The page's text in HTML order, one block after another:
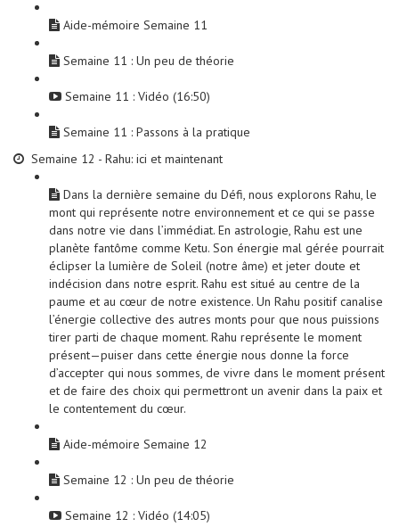
Aide-mémoire Semaine 11
Semaine 11 : Un peu de théorie
Semaine 11 : Vidéo (16:50)
Semaine 11 : Passons à la pratique
Semaine 12 - Rahu: ici et maintenant
Dans la dernière semaine du Défi, nous explorons Rahu, le
mont qui représente notre environnement et ce qui se passe
dans notre vie dans l’immédiat. En astrologie, Rahu est une
planète fantôme comme Ketu. Son énergie mal gérée pourrait
éclipser la lumière de Soleil (notre âme) et jeter doute et
indécision dans notre esprit. Rahu est situé au centre de la
paume et au cœur de notre existence. Un Rahu positif canalise
l’énergie collective des autres monts pour que nous puissions
tirer parti de chaque moment. Rahu représente le moment
présent—puiser dans cette énergie nous donne la force
d’accepter qui nous sommes, de vivre dans le moment présent
et de faire des choix qui permettront un avenir dans la paix et
le contentement du cœur.
Aide-mémoire Semaine 12
Semaine 12 : Un peu de théorie
Semaine 12 : Vidéo (14:05)